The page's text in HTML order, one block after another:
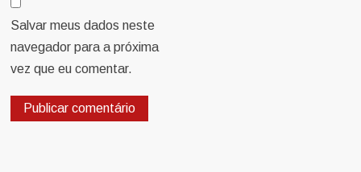
Salvar meus dados neste
navegador para a próxima
vez que eu comentar.